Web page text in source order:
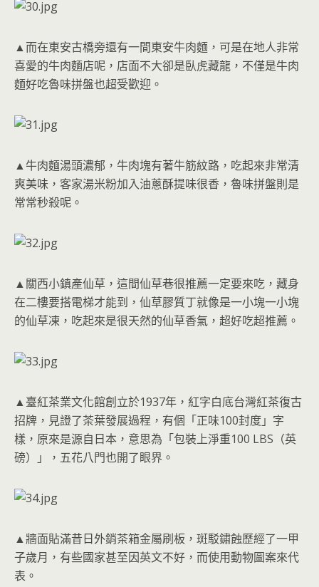
▲而在東安古橋旁還有一間東安牛肉麵，可是在地人非常
喜愛的牛肉麵店呢，店面不大卻是臥虎藏龍，不僅是牛肉
麵好吃魯味拼盤也超受歡迎。
▲牛肉麵湯頭濃郁，牛肉塊有著牛筋紋路，吃起來非常清
爽美味，客家湯米粉加入油蔥酥提味很香，魯味拼盤則是
常常秒殺呢。
▲關西小鎮產仙草，這間仙草巷很推薦一定要來吃，藏身
在二樓要搭電梯才能到，仙草膠質丁就像是一小塊一小塊
的仙草凍，吃起來是很天然的仙草香氣，超好吃超推薦。
▲臺紅茶業文化館創立於1937年，紅字白底台灣紅茶復古
招牌，見證了茶葉發展過程，有個「正味100封度」字
樣，原來是源自日本，意思為「包裝上淨重100 LBS（英
磅）」，五花八門也開了眼界。
▲牆面貼滿昔日外銷茶箱金屬刷板，斑駁鏽蝕歷經了一甲
子歲月，有些國家甚至因英文不好，而使用動物圖案來代
表。